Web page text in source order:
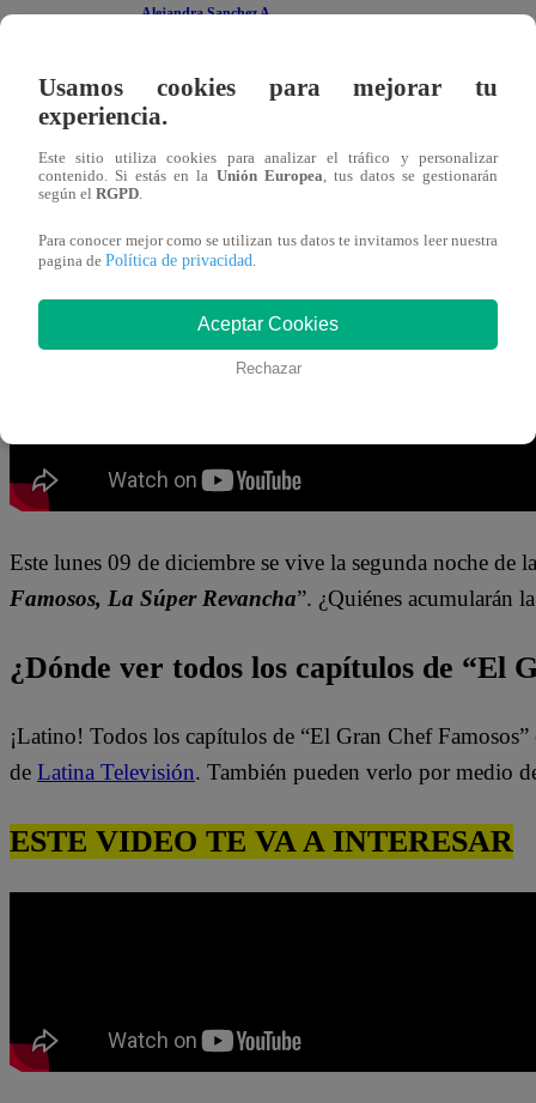
Alejandra Sanchez A.
Rocky Belmonte
en el ámbito musical. El participante de “El Gran Chef
los 17 años, empezó a grabar algunos ‘covers’ de
“Grabé a los 17 años baladas, románticas. Cuando
Este lunes 09 de diciembre se vive la segunda noche de
Famosos, La Súper Revancha”. ¿Quiénes acumularán
¿Dónde ver todos los capítulos de “El
¡Latino! Todos los capítulos de “El Gran Chef
de Latina Televisión. También pueden verlo por medio
ESTE VIDEO TE VA A INTERESAR
Usamos cookies para mejorar tu
experiencia.
Este sitio utiliza cookies para analizar el tráfico y personalizar
contenido. Si estás en la Unión Europea, tus datos se gestionarán
según el RGPD.
Para conocer mejor como se utilizan tus datos te invitamos leer nuestra
pagina de Política de privacidad.
Aceptar Cookies
Rechazar